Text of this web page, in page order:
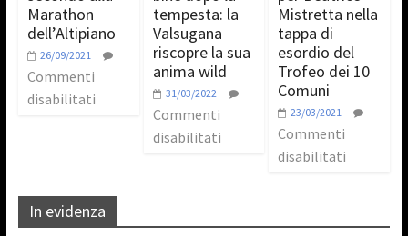
Marathon
dell’Altipiano
26/09/2021
Commenti
disabilitati
tempesta: la
Valsugana
riscopre la sua
anima wild
31/03/2022
Commenti
disabilitati
Mistretta nella
tappa di
esordio del
Trofeo dei 10
Comuni
23/03/2021
Commenti
disabilitati
In evidenza